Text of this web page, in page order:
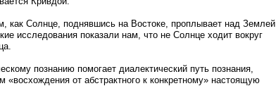
как Солнце, поднявшись на Востоке, проплывает над Землей
исследования показали нам, что не Солнце ходит вокруг
познанию помогает диалектический путь познания,
«восхождения от абстрактного к конкретному» настоящую